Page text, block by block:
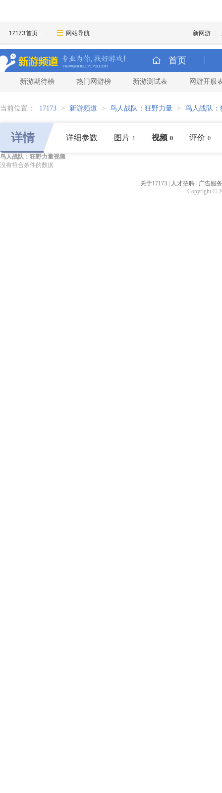
17173首页 网站导航 新网游
首页
新游期待榜 热门网游榜 新游测试表 网游开服
当前位置： 17173 > 新游频道 > 鸟人战队：狂野力量 > 鸟人战队：
详情 详细参数 图片 1 视频 0 评价 0
鸟人战队：狂野力量视频
没有符合条件的数据
关于17173 人才招聘
广告服务
Copyright ©